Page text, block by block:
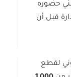
حضوره
قبل أن
لقطع